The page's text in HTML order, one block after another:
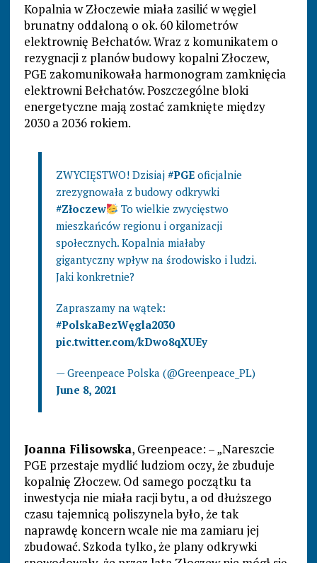
Kopalnia w Złoczewie miała zasilić w węgiel
brunatny oddaloną o ok. 60 kilometrów
elektrownię Bełchatów. Wraz z komunikatem o
rezygnacji z planów budowy kopalni Złoczew,
PGE zakomunikowała harmonogram zamknięcia
elektrowni Bełchatów. Poszczególne bloki
energetyczne mają zostać zamknięte między
2030 a 2036 rokiem.
ZWYCIĘSTWO! Dzisiaj #PGEoficjalnie
zrezygnowała z budowy odkrywki
#Złoczew
To wielkie zwycięstwo
mieszkańców regionu i organizacji
społecznych. Kopalnia miałaby
gigantyczny wpływ na środowisko i ludzi.
Jaki konkretnie?
Zapraszamy na wątek:
#PolskaBezWęgla2030
pic.twitter.com/kDwo8qXUEy
— Greenpeace Polska (@Greenpeace_PL)
June 8, 2021
Joanna Filisowska, Greenpeace: – „Nareszcie
PGE przestaje mydlić ludziom oczy, że zbuduje
kopalnię Złoczew. Od samego początku ta
inwestycja nie miała racji bytu, a od dłuższego
czasu tajemnicą poliszynela było, że tak
naprawdę koncern wcale nie ma zamiaru jej
zbudować. Szkoda tylko, że plany odkrywki